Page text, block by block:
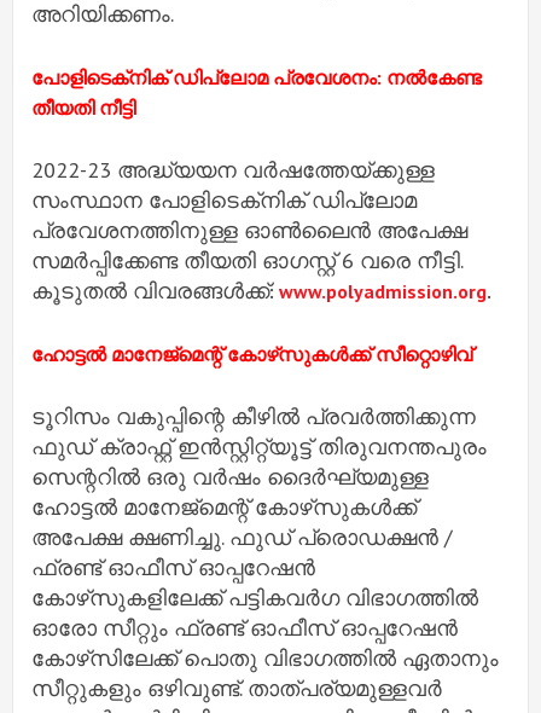
അറിയിക്കണം.
പോളിടെക്‌നിക് ഡിപ്ലോമ പ്രവേശനം: നൽകേണ്ട
തീയതി നീട്ടി
2022-23 അദ്ധ്യയന വർഷത്തേയ്ക്കുള്ള
സംസ്ഥാന പോളിടെക്‌നിക് ഡിപ്ലോമ
പ്രവേശനത്തിനുള്ള ഓൺലൈൻ അപേക്ഷ
സമർപ്പിക്കേണ്ട തീയതി ഓഗസ്റ്റ് 6 വരെ നീട്ടി.
കൂടുതൽ വിവരങ്ങൾക്ക്: www.polyadmission.org.
ഹോട്ടൽ മാനേജ്‌മെന്റ് കോഴ്‌സുകൾക്ക് സീറ്റൊഴിവ്
ടൂറിസം വകുപ്പിന്റെ കീഴിൽ പ്രവർത്തിക്കുന്ന
ഫുഡ് ക്രാഫ്റ്റ് ഇൻസ്റ്റിറ്റ്യൂട്ട് തിരുവനന്തപുരം
സെന്ററിൽ ഒരു വർഷം ദൈർഘ്യമുള്ള
ഹോട്ടൽ മാനേജ്‌മെന്റ് കോഴ്‌സുകൾക്ക്
അപേക്ഷ ക്ഷണിച്ചു. ഫുഡ് പ്രൊഡക്ഷൻ /
ഫ്രണ്ട് ഓഫീസ് ഓപ്പറേഷൻ
കോഴ്‌സുകളിലേക്ക് പട്ടികവർഗ വിഭാഗത്തിൽ
ഓരോ സീറ്റും ഫ്രണ്ട് ഓഫീസ് ഓപ്പറേഷൻ
കോഴ്‌സിലേക്ക് പൊതു വിഭാഗത്തിൽ ഏതാനും
സീറ്റുകളും ഒഴിവുണ്ട്. താത്പര്യമുള്ളവർ